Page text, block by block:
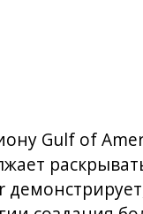
Gulf of